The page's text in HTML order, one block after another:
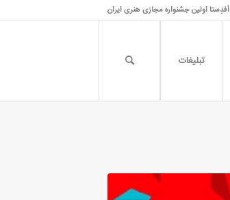
اَفدِستا اولین جشنواره مجازی هنری ایران
تبلیغات